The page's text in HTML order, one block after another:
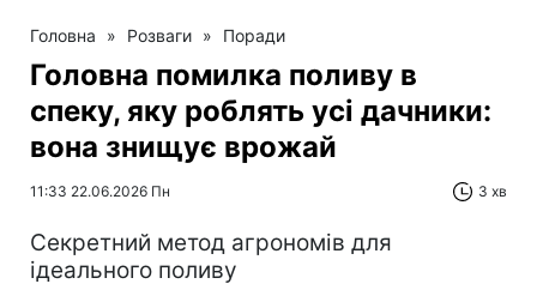
Головна » Розваги » Поради
Головна помилка поливу в
спеку, яку роблять усі дачники:
вона знищує врожай
11:33 22.06.2026 Пн 3 хв
Секретний метод агрономів для
ідеального поливу